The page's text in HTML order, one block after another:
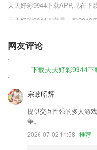
天天好彩9944下载APP,现在下
天天好彩9944下载是一款2019
G手机游戏，游戏采用大量的
多种族之间的纷乱战争，惊险
魔幻世界，喜欢部落战魂QQ
错过，快来趣趣手游网下载体
天天好彩9944下载软
1,绑定手机号：快件状态持续推
2,【AI智能学】
3,智慧研训
4,自动代码缩进（使用jsbeautify
网友评论
下载天天好彩9944
宗政昭辉
提供交互性强的多人游
争。
2026-07-02 11:58 推荐